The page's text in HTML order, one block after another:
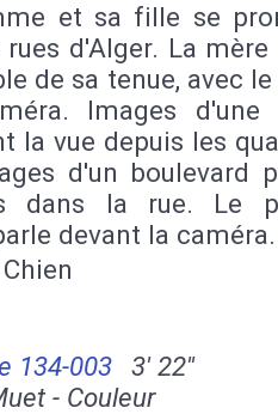
et sa fille se
rues d'Alger. La
de sa tenue, avec
Images d'une
la vue depuis les
d'un boulevard
dans la rue. Le
devant la caméra.
134-003
3' 22''
- Couleur